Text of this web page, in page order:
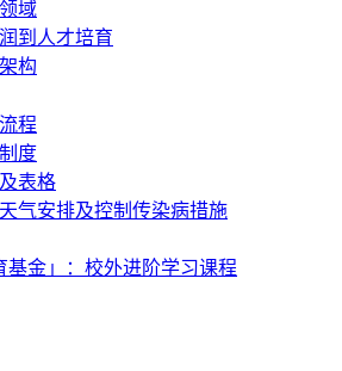
域
到人才培育
构
程
度
表格
气安排及控制传染病措施
基金」：校外进阶学习课程